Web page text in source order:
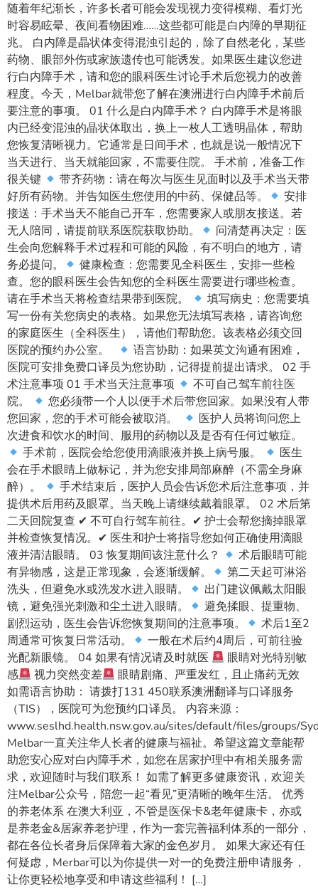
随着年纪渐长，许多长者可能会发现视力变得模糊、看灯光
时容易眩晕、夜间看物困难……这些都可能是白内障的早期征
兆。 白内障是晶状体变得混浊引起的，除了自然老化，某些
药物、眼部外伤或家族遗传也可能诱发。如果医生建议您进
行白内障手术，请和您的眼科医生讨论手术后您视力的改善
程度。今天，Melbar就带您了解在澳洲进行白内障手术前后
要注意的事项。 01 什么是白内障手术？ 白内障手术是将眼
内已经变混浊的晶状体取出，换上一枚人工透明晶体，帮助
您恢复清晰视力。它通常是日间手术，也就是说一般情况下
当天进行、当天就能回家，不需要住院。 手术前，准备工作
很关键
带齐药物：请在每次与医生见面时以及手术当天带
好所有药物。并告知医生您使用的中药、保健品等。
安排
接送：手术当天不能自己开车，您需要家人或朋友接送。若
无人陪同，请提前联系医院获取协助。
问清楚再决定：医
生会向您解释手术过程和可能的风险，有不明白的地方，请
务必提问。
健康检查：您需要见全科医生，安排一些检
查。您的眼科医生会告知您的全科医生需要进行哪些检查。
请在手术当天将检查结果带到医院。
填写病史：您需要填
写一份有关您病史的表格。如果您无法填写表格，请咨询您
的家庭医生（全科医生），请他们帮助您。该表格必须交回
医院的预约办公室。
语言协助：如果英文沟通有困难，
医院可安排免费口译员为您协助，记得提前提出请求。 02 手
术注意事项 01 手术当天注意事项
不可自己驾车前往医
院。
您必须带一个人以便手术后带您回家。如果没有人带
您回家，您的手术可能会被取消。
医护人员将询问您上
次进食和饮水的时间、服用的药物以及是否有任何过敏症。
手术前，医院会给您使用滴眼液并换上病号服。
医生
会在手术眼睛上做标记，并为您安排局部麻醉（不需全身麻
醉）。
手术结束后，医护人员会告诉您术后注意事项，并
提供术后用药及眼罩。当天晚上请继续戴着眼罩。 02 术后第
二天回院复查 ✔ 不可自行驾车前往。✔ 护士会帮您摘掉眼罩
并检查恢复情况。✔ 医生和护士将指导您如何正确使用滴眼
液并清洁眼睛。 03 恢复期间该注意什么？
术后眼睛可能
有异物感，这是正常现象，会逐渐缓解。
第二天起可淋浴
洗头，但避免水或洗发水进入眼睛。
出门建议佩戴太阳眼
镜，避免强光刺激和尘土进入眼睛。
避免揉眼、提重物、
剧烈运动，医生会告诉您恢复期间的注意事项。
术后1至2
周通常可恢复日常活动。
一般在术后约4周后，可前往验
光配新眼镜。 04 如果有情况请及时就医
眼睛对光特别敏
感
视力突然变差
眼睛剧痛、严重发红，且止痛药无效
如需语言协助： 请拨打131 450联系澳洲翻译与口译服务
（TIS），医院可为您预约口译员。 内容来源：
www.seslhd.health.nsw.gov.au/sites/default/files/groups/
Melbar一直关注华人长者的健康与福祉。希望这篇文章能帮
助您安心应对白内障手术，如您在居家护理中有相关服务需
求，欢迎随时与我们联系！ 如需了解更多健康资讯，欢迎关
注Melbar公众号，陪您一起“看见”更清晰的晚年生活。 优秀
的养老体系 在澳大利亚，不管是医保卡&老年健康卡，亦或
是养老金&居家养老护理，作为一套完善福利体系的一部分，
都在各位长者身后保障着大家的金色岁月。 如果大家还有任
何疑虑，Merbar可以为你提供一对一的免费注册申请服务，
让你更轻松地享受和申请这些福利！ […]